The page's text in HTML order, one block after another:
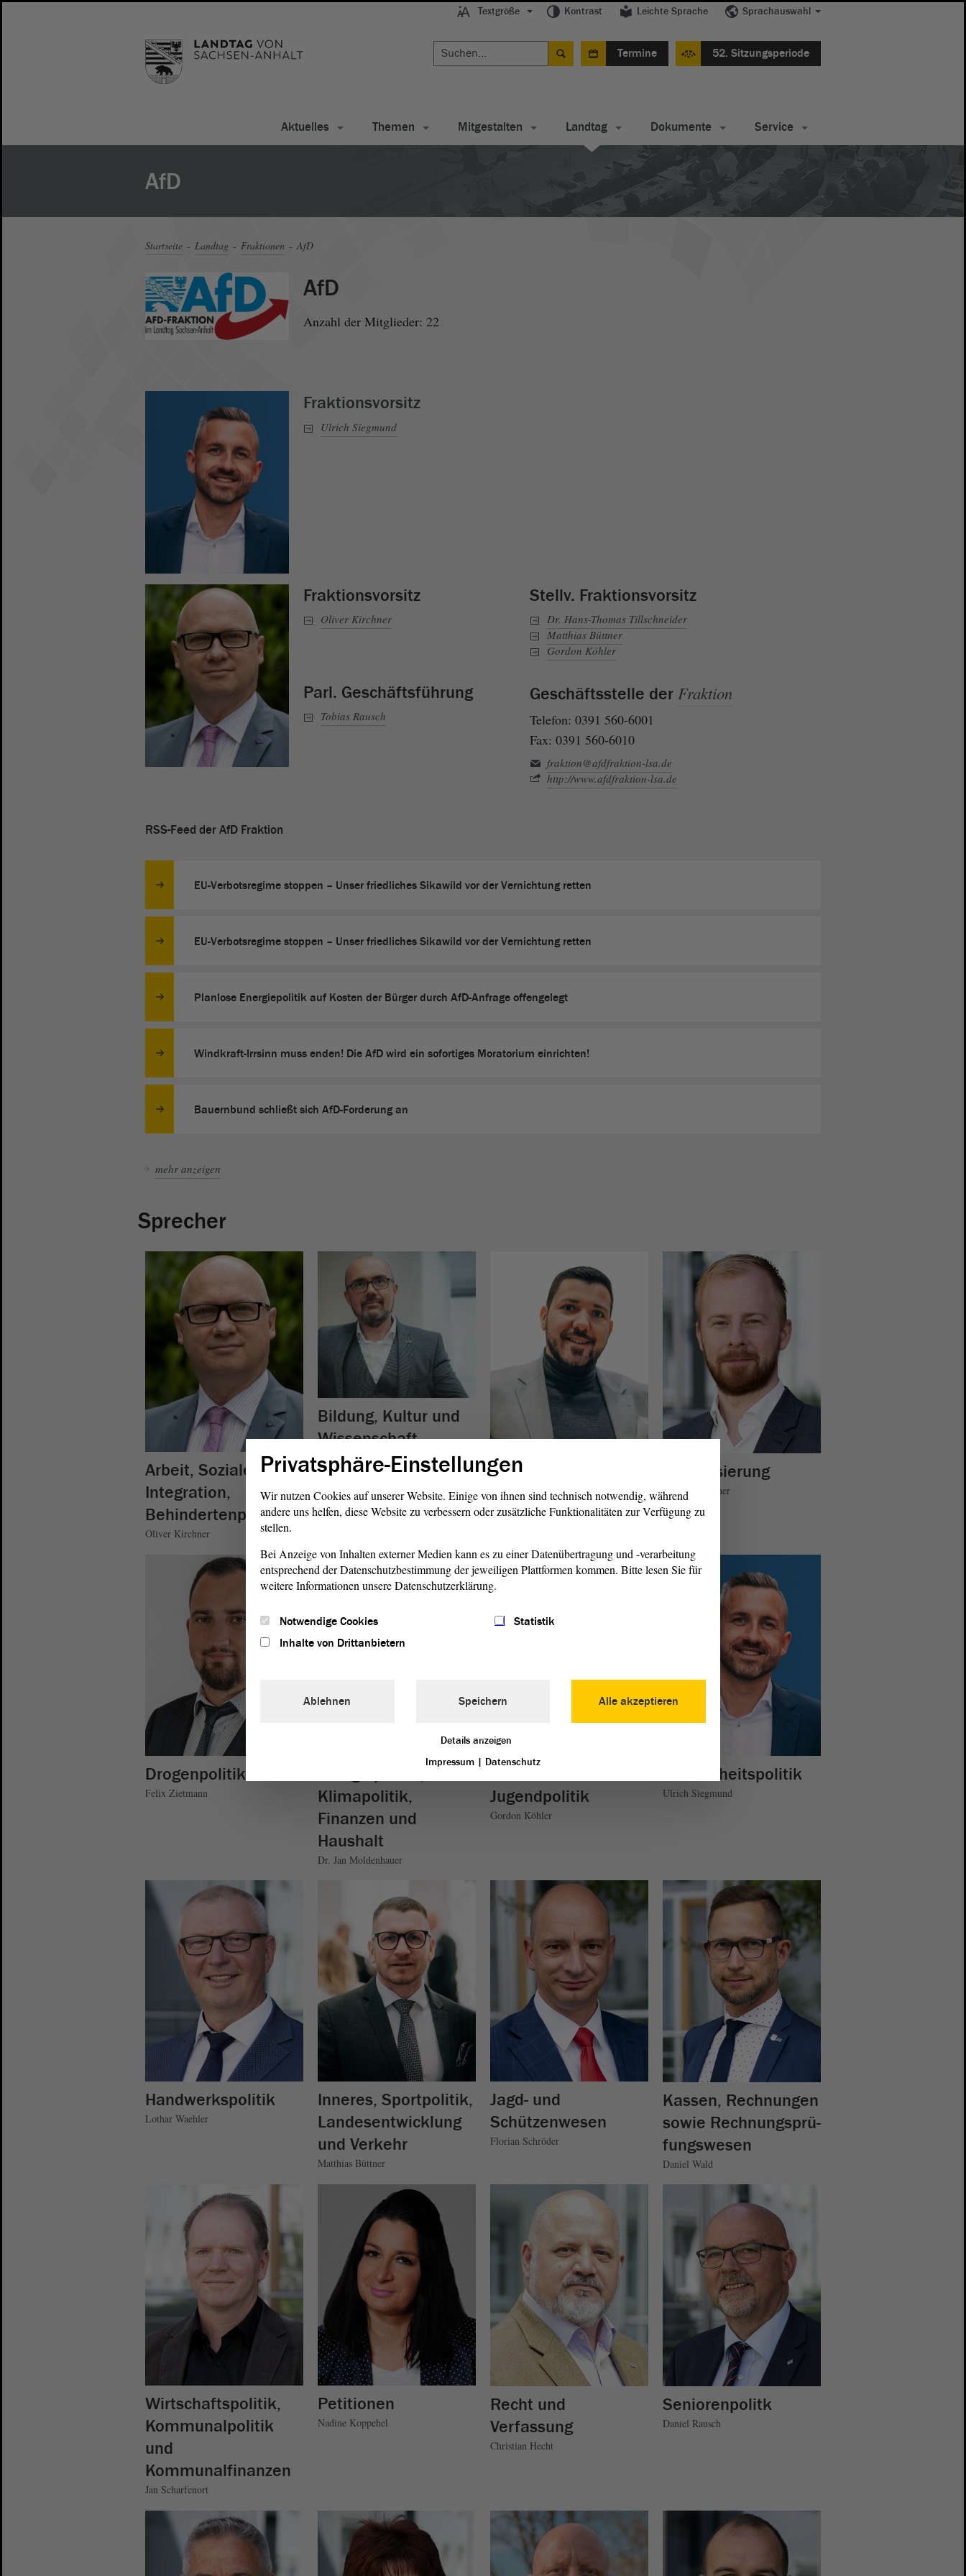
Textgröße Kontrast Leichte Sprache Sprachauswahl
Termine 52. Sitzungsperiode
Aktuelles Themen Mitgestalten Landtag Dokumente Service
AfD
Startseite Landtag Fraktionen AfD
AfD
Anzahl der Mitglieder: 22
Fraktionsvorsitz
Ulrich Siegmund
Fraktionsvorsitz
Oliver Kirchner
Stellv. Fraktionsvorsitz
Dr. Hans-Thomas Tillschneider
Matthias Büttner
Gordon Köhler
Parl. Geschäftsführung
Tobias Rausch
Geschäftsstelle derFraktion
Telefon: 0391 560-6001
Fax: 0391 560-6010
fraktion@afdfraktion-lsa.de
http://www.afdfraktion-lsa.de
RSS-Feed der AfD Fraktion
EU-Verbotsregime stoppen – Unser friedliches Sikawild vor der Vernichtung retten
EU-Verbotsregime stoppen – Unser friedliches Sikawild vor der Vernichtung retten
Planlose Energiepolitik auf Kosten der Bürger durch AfD-Anfrage offengelegt
Windkraft-Irrsinn muss enden! Die AfD wird ein sofortiges Moratorium einrichten!
Bauernbund schließt sich AfD-Forderung an
mehr anzeigen
Sprecher
Arbeit, Soziales und
Integration,
Behindertenpolitik
Oliver Kirchner
Bildung, Kultur und
Wissenschaft,
Religionspolitik
Dr. Hans-Thomas Tillschneider
Bundes- und Europa-
angelegenheiten,
Medienpolitik
Digitalisierung
Matthias Büttner
Drogenpolitik
Felix Zietmann
Klimapolitik,
Finanzen und
Haushalt
Dr. Jan Moldenhauer
Jugendpolitik
Gordon Köhler
Gesundheitspolitik
Ulrich Siegmund
Handwerkspolitik
Lothar Waehler
Inneres, Sportpolitik,
Landesentwicklung
und Verkehr
Matthias Büttner
Jagd- und
Schützenwesen
Florian Schröder
Kassen, Rechnungen
sowie Rechnungsprü-
fungswesen
Daniel Wald
Wirtschaftspolitik,
Kommunalpolitik
und
Kommunalfinanzen
Jan Scharfenort
Petitionen
Nadine Koppehel
Recht und
Verfassung
Christian Hecht
Seniorenpolitk
Daniel Rausch
Privatsphäre-Einstellungen
Wir nutzen Cookies auf unserer Website. Einige von ihnen sind technisch notwendig, während
andere uns helfen, diese Website zu verbessern oder zusätzliche Funktionalitäten zur Verfügung zu
stellen.
Bei Anzeige von Inhalten externer Medien kann es zu einer Datenübertragung und -verarbeitung
entsprechend der Datenschutzbestimmung der jeweiligen Plattformen kommen. Bitte lesen Sie für
weitere Informationen unsere Datenschutzerklärung.
Notwendige Cookies
Statistik
Inhalte von Drittanbietern
Alle akzeptieren
Ablehnen Speichern
Details anzeigen
Impressum | Datenschutz